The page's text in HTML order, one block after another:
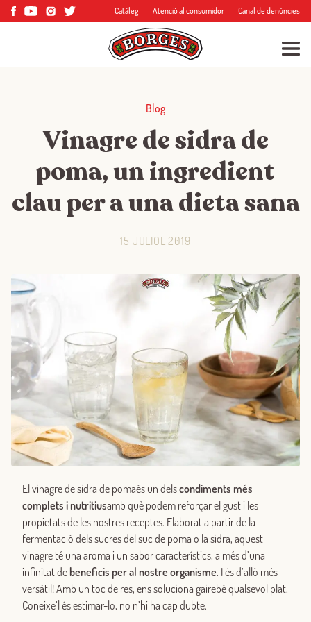
Catàleg Atenció al consumidor Canal de denúncies
Blog
Vinagre de sidra de
poma, un ingredient
clau per a una dieta sana
15 JULIOL 2019
El vinagre de sidra de pomaés un delscondiments més
complets i nutritiusamb què podem reforçar el gust i les
propietats de les nostres receptes. Elaborat a partir de la
fermentació dels sucres del suc de poma o la sidra, aquest
vinagre té una aroma i un sabor característics, a més d’una
infinitat de beneficis per al nostre organisme. I és d’allò més
versàtil! Amb un toc de res, ens soluciona gairebé qualsevol plat.
Coneixe’l és estimar-lo, no n’hi ha cap dubte.